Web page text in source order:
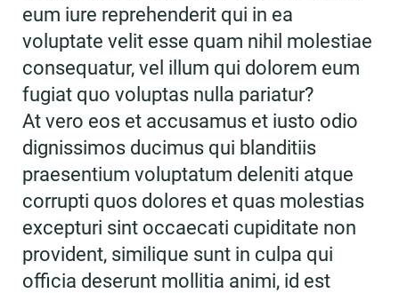
eum iure reprehenderit qui in ea
voluptate velit esse quam nihil molestiae
consequatur, vel illum qui dolorem eum
fugiat quo voluptas nulla pariatur?
At vero eos et accusamus et iusto odio
dignissimos ducimus qui blanditiis
praesentium voluptatum deleniti atque
corrupti quos dolores et quas molestias
excepturi sint occaecati cupiditate non
provident, similique sunt in culpa qui
officia deserunt mollitia animi, id est